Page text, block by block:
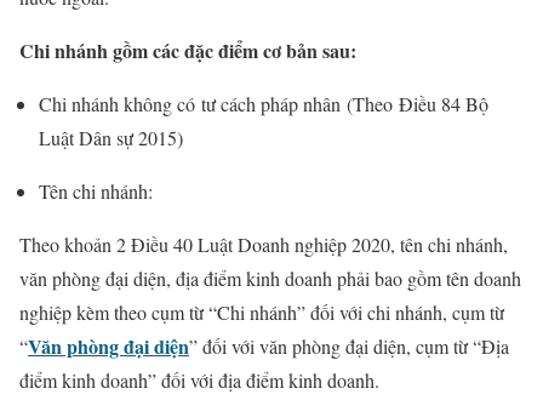
Chi nhánh gồm các đặc điểm cơ bản sau:
Chi nhánh không có tư cách pháp nhân (Theo Điều 84 Bộ
Luật Dân sự 2015)
Tên chi nhánh:
Theo khoản 2 Điều 40 Luật Doanh nghiệp 2020, tên chi nhánh,
văn phòng đại diện, địa điểm kinh doanh phải bao gồm tên doanh
nghiệp kèm theo cụm từ “Chi nhánh” đối với chi nhánh, cụm từ
“Văn phòng đại diện” đối với văn phòng đại diện, cụm từ “Địa
điểm kinh doanh” đối với địa điểm kinh doanh.